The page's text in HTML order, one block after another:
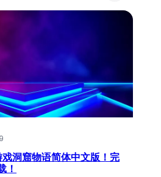
洞窟物语简体中文版！完
！